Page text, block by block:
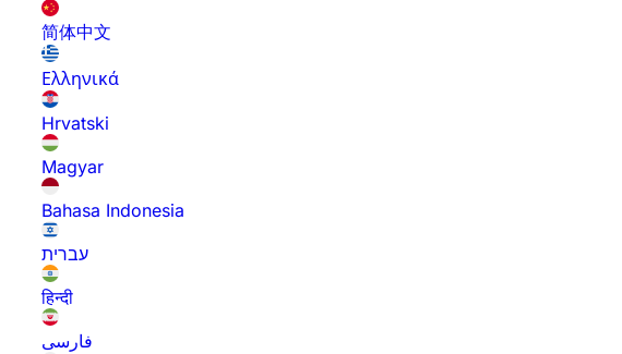
简体中文
Ελληνικά
Hrvatski
Magyar
Bahasa Indonesia
עברית
हिन्दी
فارسی